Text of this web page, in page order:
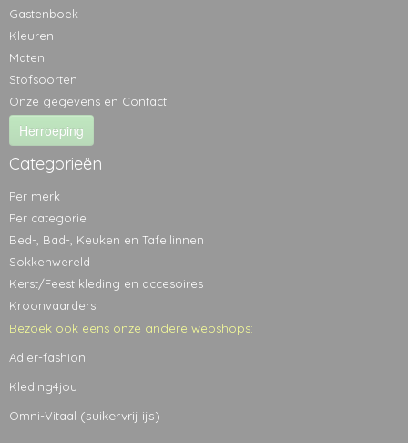
Gastenboek
Kleuren
Maten
Stofsoorten
Onze gegevens en Contact
Herroeping
Categorieën
Per merk
Per categorie
Bed-, Bad-, Keuken en Tafellinnen
Sokkenwereld
Kerst/Feest kleding en accesoires
Kroonvaarders
Bezoek ook eens onze andere webshops:
Adler-fashion
Kleding4jou
Omni-Vitaal (suikervrij ijs)